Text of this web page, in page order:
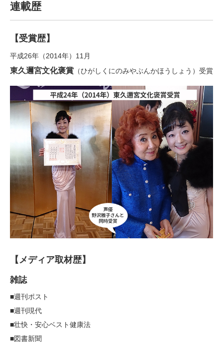
連載歴
【受賞歴】
平成26年（2014年）11月
東久邇宮文化褒賞 （ひがしくにのみやぶんかほうしょう）受賞
【メディア取材歴】
雑誌
■週刊ポスト
■週刊現代
■壮快・安心ベスト健康法
■図書新聞